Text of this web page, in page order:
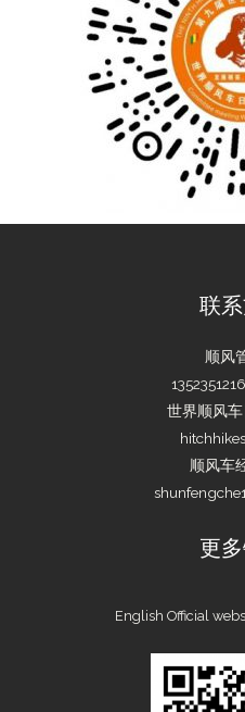
联
顺风
世界顺风车
顺风车
更
English Official